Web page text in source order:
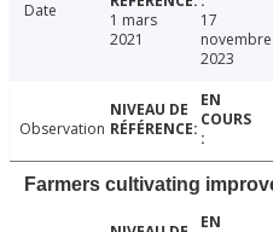
Date
1 mars
2021
17
novembre
2023
Observation
Farmers cultivating